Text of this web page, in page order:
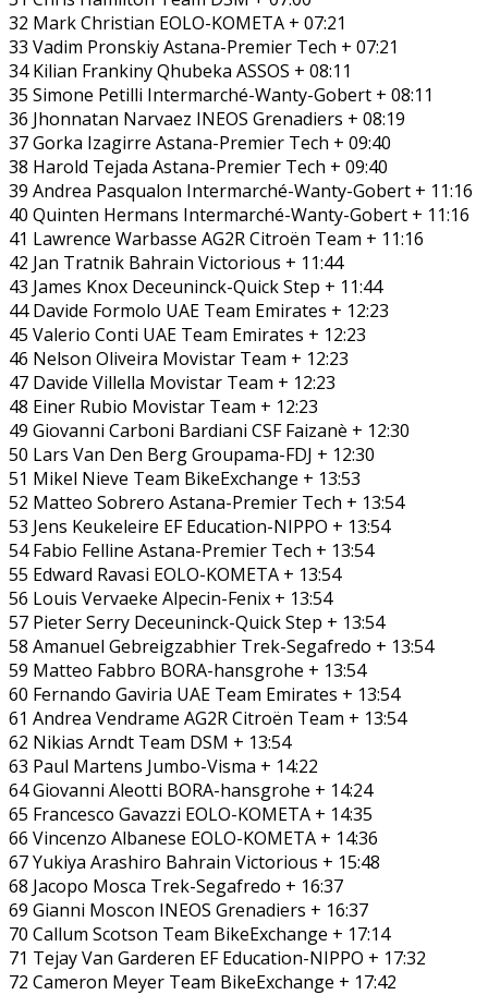
32 Mark Christian EOLO-KOMETA + 07:21
33 Vadim Pronskiy Astana-Premier Tech + 07:21
34 Kilian Frankiny Qhubeka ASSOS + 08:11
35 Simone Petilli Intermarché-Wanty-Gobert + 08:11
36 Jhonnatan Narvaez INEOS Grenadiers + 08:19
37 Gorka Izagirre Astana-Premier Tech + 09:40
38 Harold Tejada Astana-Premier Tech + 09:40
39 Andrea Pasqualon Intermarché-Wanty-Gobert + 11:16
40 Quinten Hermans Intermarché-Wanty-Gobert + 11:16
41 Lawrence Warbasse AG2R Citroën Team + 11:16
42 Jan Tratnik Bahrain Victorious + 11:44
43 James Knox Deceuninck-Quick Step + 11:44
44 Davide Formolo UAE Team Emirates + 12:23
45 Valerio Conti UAE Team Emirates + 12:23
46 Nelson Oliveira Movistar Team + 12:23
47 Davide Villella Movistar Team + 12:23
48 Einer Rubio Movistar Team + 12:23
49 Giovanni Carboni Bardiani CSF Faizanè + 12:30
50 Lars Van Den Berg Groupama-FDJ + 12:30
51 Mikel Nieve Team BikeExchange + 13:53
52 Matteo Sobrero Astana-Premier Tech + 13:54
53 Jens Keukeleire EF Education-NIPPO + 13:54
54 Fabio Felline Astana-Premier Tech + 13:54
55 Edward Ravasi EOLO-KOMETA + 13:54
56 Louis Vervaeke Alpecin-Fenix + 13:54
57 Pieter Serry Deceuninck-Quick Step + 13:54
58 Amanuel Gebreigzabhier Trek-Segafredo + 13:54
59 Matteo Fabbro BORA-hansgrohe + 13:54
60 Fernando Gaviria UAE Team Emirates + 13:54
61 Andrea Vendrame AG2R Citroën Team + 13:54
62 Nikias Arndt Team DSM + 13:54
63 Paul Martens Jumbo-Visma + 14:22
64 Giovanni Aleotti BORA-hansgrohe + 14:24
65 Francesco Gavazzi EOLO-KOMETA + 14:35
66 Vincenzo Albanese EOLO-KOMETA + 14:36
67 Yukiya Arashiro Bahrain Victorious + 15:48
68 Jacopo Mosca Trek-Segafredo + 16:37
69 Gianni Moscon INEOS Grenadiers + 16:37
70 Callum Scotson Team BikeExchange + 17:14
71 Tejay Van Garderen EF Education-NIPPO + 17:32
72 Cameron Meyer Team BikeExchange + 17:42